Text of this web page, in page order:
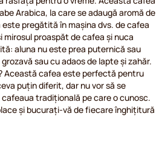
Arabica, la care se adaugă aromă de
pregătită în mașina dvs. de cafea
proaspăt de cafea și nuca
aluna nu este prea puternică sau
sau cu adaos de lapte și zahăr.
Această cafea este perfectă pentru
puțin diferit, dar nu vor să se
tradițională pe care o cunosc.
și bucurați-vă de fiecare înghițitură